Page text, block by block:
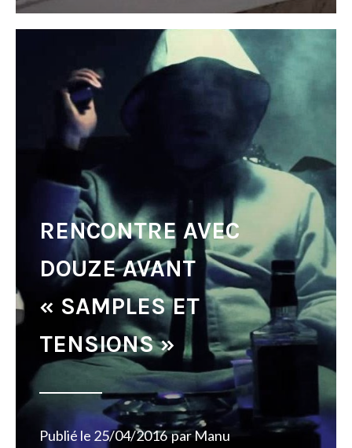
RENCONTRE AVEC
DOUZE AVANT
« SAMPLES ET
TENSIONS »
Publié le 25/04/2016 parManu